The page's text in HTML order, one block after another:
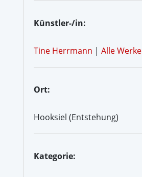
Künstler-/in:
Tine Herrmann | Alle Werke
Ort:
Hooksiel (Entstehung)
Kategorie: